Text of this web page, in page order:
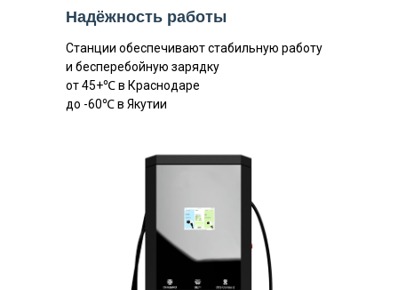
Станции обеспечивают стабильную работу
и бесперебойную зарядку
от 45+℃ в Краснодаре
до -60℃ в Якутии
Надёжность работы